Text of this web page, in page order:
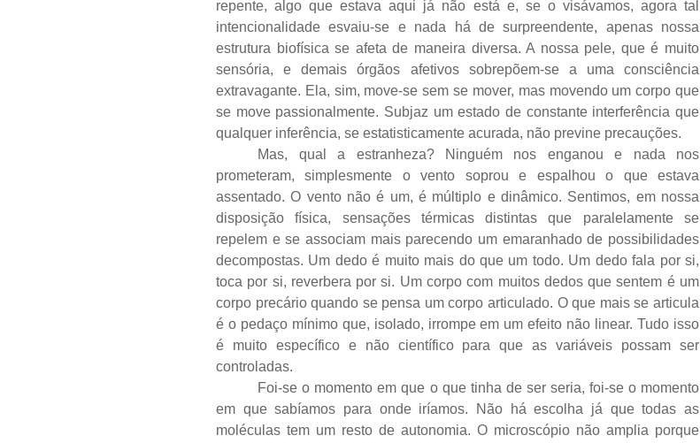
repente, algo que estava aqui já não está e, se o visávamos, agora tal
intencionalidade esvaiu-se e nada há de surpreendente, apenas nossa
estrutura biofísica se afeta de maneira diversa. A nossa pele, que é muito
sensória, e demais órgãos afetivos sobrepõem-se a uma consciência
extravagante. Ela, sim, move-se sem se mover, mas movendo um corpo que
se move passionalmente. Subjaz um estado de constante interferência que
qualquer inferência, se estatisticamente acurada, não previne precauções.
Mas, qual a estranheza? Ninguém nos enganou e nada nos
prometeram, simplesmente o vento soprou e espalhou o que estava
assentado. O vento não é um, é múltiplo e dinâmico. Sentimos, em nossa
disposição física, sensações térmicas distintas que paralelamente se
repelem e se associam mais parecendo um emaranhado de possibilidades
decompostas. Um dedo é muito mais do que um todo. Um dedo fala por si,
toca por si, reverbera por si. Um corpo com muitos dedos que sentem é um
corpo precário quando se pensa um corpo articulado. O que mais se articula
é o pedaço mínimo que, isolado, irrompe em um efeito não linear. Tudo isso
é muito específico e não científico para que as variáveis possam ser
controladas.
Foi-se o momento em que o que tinha de ser seria, foi-se o momento
em que sabíamos para onde iríamos. Não há escolha já que todas as
moléculas tem um resto de autonomia. O microscópio não amplia porque